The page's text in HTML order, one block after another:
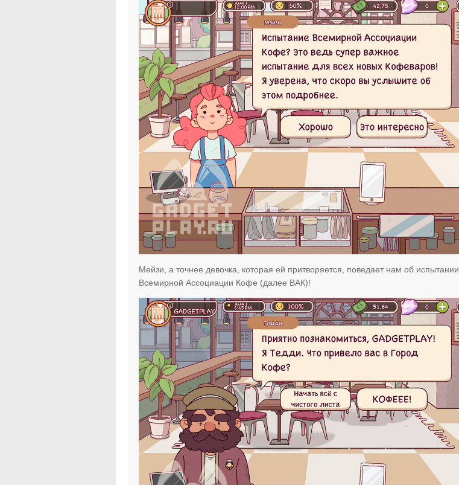
Мейзи, а точнее девочка, которая ей притворяется, поведает нам об испытании
Всемирной Ассоциации Кофе (далее ВАК)!